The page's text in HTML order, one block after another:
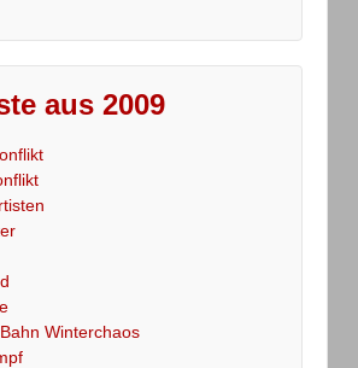
aus 2009
Winterchaos